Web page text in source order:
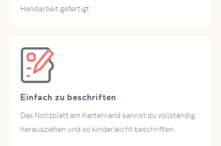
Radsportbegeisterte.
Handarbeit gefertigt.
Einfach zu beschriften
Das Notizblatt am Kartenrand kannst du vollständig
herausziehen und so kinderleicht beschriften.